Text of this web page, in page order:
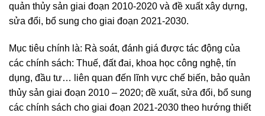
quản thủy sản giai đoạn 2010-2020 và đề xuất xây dựng,
sửa đổi, bổ sung cho giai đoạn 2021-2030.
Mục tiêu chính là: Rà soát, đánh giá được tác động của
các chính sách: Thuế, đất đai, khoa học công nghệ, tín
dụng, đầu tư… liên quan đến lĩnh vực chế biến, bảo quản
thủy sản giai đoạn 2010 – 2020; đề xuất, sửa đổi, bổ sung
các chính sách cho giai đoạn 2021-2030 theo hướng thiết